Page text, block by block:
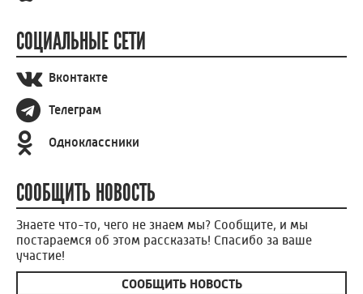
СОЦИАЛЬНЫЕ СЕТИ
Вконтакте
Телеграм
Одноклассники
СООБЩИТЬ НОВОСТЬ
Знаете что-то, чего не знаем мы? Сообщите, и мы
постараемся об этом рассказать! Спасибо за ваше
участие!
СООБЩИТЬ НОВОСТЬ